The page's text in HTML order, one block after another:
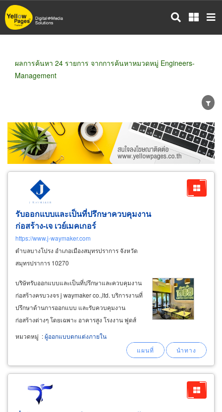
ข้าม
ไป
ผลการค้นหา 24 รายการ จากการค้นหาหมวดหมู่ Engineers-
Management
ขายส่ง ขายปลีก ผู้ผลิต
ตัวแทนจัดจำหน่าย
ผู้ส่งออก/นำเข้า
ธุรกิจบริการ
รับออกแบบและเป็นที่ปรึกษาควบคุมงาน
ก่อสร้าง-เจ เวย์เมคเกอร์
https://www.j-waymaker.com
ตำบลบางโปรง อำเภอเมืองสมุทรปราการ จังหวัด
สมุทรปราการ 10270
บริษัทรับออกแบบและเป็นที่ปรึกษาและควบคุมงาน
ก่อสร้างครบวงจร j waymaker co.,ltd. บริการงานที่
ปรึกษาด้านการออกแบบ และรับควบคุมงาน
ก่อสร้างต่างๆ โดยเฉพาะ อาคารสูง โรงงาน ฟูดส์
คอร์ท หมู่บ้านจัดสรร ร้านค้า-ร้านอาหารในห้าง
สรรพสินค้า ภัตตาคาร ช็อปร้านค้า โกดัง คลัง
สินค้า ให้บริการสะดวกรวดเร็วในกรุงเทพ จังหวัด
ใกล้เคียง
หมวดหมู่ :ผู้ออกแบบตกแต่งภายใน